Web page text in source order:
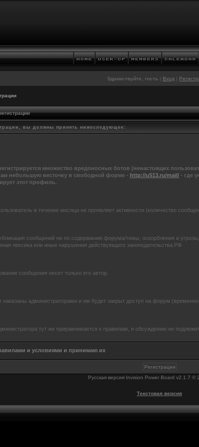
Здравствуйте, гость ( Вход |
вы должны принять нижеследующее:
множество вредоносных ботов (ненастоящих
небольшую весточку в свободной форме - http://u513.ru/mail/ - где
этот профиль.
в течение месяца не проявляет активности (количество
сообщений не по содержанию форума/темы, оскорбления и
лексика или иные нарушения действующего законодательства РФ
сообщения несет только его автор.
наказаны администраторами и им будет закрыт доступ на форум (временно
тут же приравнивается к правилам, и обсуждению не подлежит.
и условиями и принимаю их
Русская версия Invision Power Board v2.1.7 ©
Текстовая версия